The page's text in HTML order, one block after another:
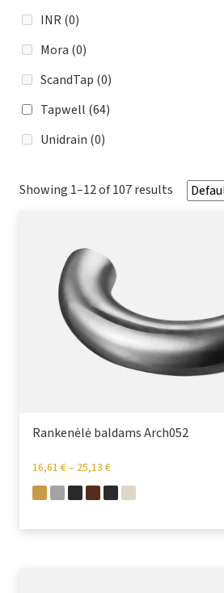
INR(0)
Mora (0)
ScandTap (0)
Tapwell (64)
Unidrain (0)
Showing 1–12 of 107 results
Rankenėlė baldams Arch052
16,61 €– 25,13 €